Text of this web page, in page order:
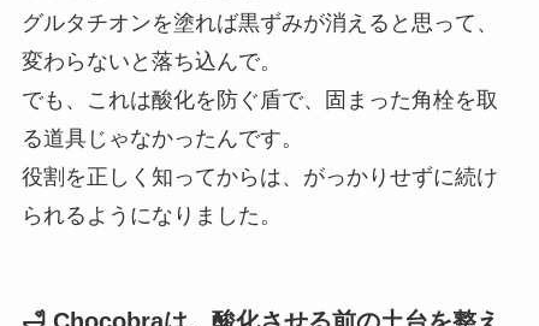
グルタチオンを塗れば黒ずみが消えると思って、
変わらないと落ち込んで。
でも、これは酸化を防ぐ盾で、固まった角栓を取
る道具じゃなかったんです。
役割を正しく知ってからは、がっかりせずに続け
られるようになりました。